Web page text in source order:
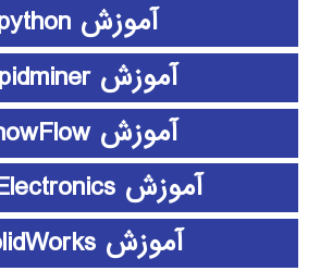
آموزش python
آموزش rapidminer
آموزش ShowFlow
آموزش SimElectronics
آموزش SolidWorks